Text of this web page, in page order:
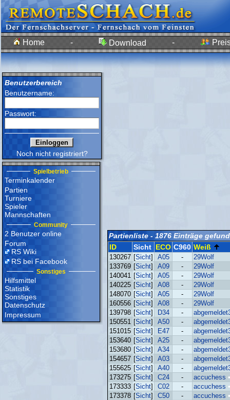
Home - Download -
Benutzerbereich
Benutzername:
Passwort:
Noch nicht registriert?
Spielbetrieb
Terminkalender
Partien
Turniere
Spieler
Mannschaften
Community
2 Benutzer online
Forum
RS Wiki
RS bei Facebook
Sonstiges
Hilfsmittel
Statistik
Sonstiges
Datenschutz
Impressum
Partienliste - 1876 Einträge
ID
Sicht ECO C960 Weiß
130267 [Sicht] A05 -
29Wolf
133769 [Sicht] A09 -
29Wolf
140041 [Sicht] A05 -
29Wolf
140225 [Sicht] A08 -
29Wolf
148070 [Sicht] A05 -
29Wolf
160556 [Sicht] A08 -
29Wolf
139798 [Sicht] D34 -
150551 [Sicht] A50 -
151015 [Sicht] E47 -
153640 [Sicht] A25 -
153680 [Sicht] A34 -
154657 [Sicht] A03 -
155625 [Sicht] A40 -
173275 [Sicht] C24 - accuchess •
173333 [Sicht] C02 - accuchess •
173378 [Sicht] C50 - accuchess •